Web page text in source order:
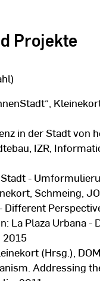
Projekte
in der Stadt von
IZR,
-
Schmeing,
Different
La Plaza Urbana -
2015
(Hrsg.),
Addressing